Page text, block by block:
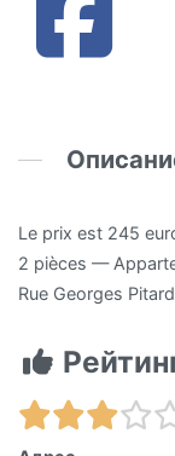
Le prix est 245
2 pièces —
Rue Georges